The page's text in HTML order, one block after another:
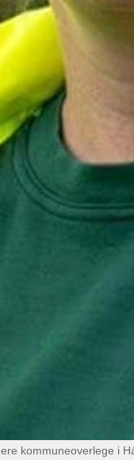
kommuneoverlege i